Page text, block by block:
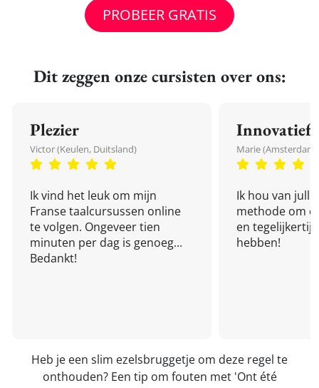
PROBEER GRATIS
Dit zeggen onze cursisten over ons:
Plezier
Victor (Keulen, Duitsland)
Ik vind het leuk om mijn
Franse taalcursussen online
te volgen. Ongeveer tien
minuten per dag is genoeg...
Bedankt!
Innovatief
Marie
Ik hou van
methode om
en
hebben!
Heb je een slim ezelsbruggetje om deze regel te
onthouden? Een tip om fouten met 'Ont été